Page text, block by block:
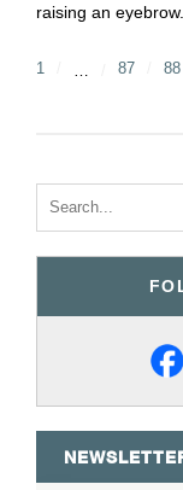
raising an
1 87 88